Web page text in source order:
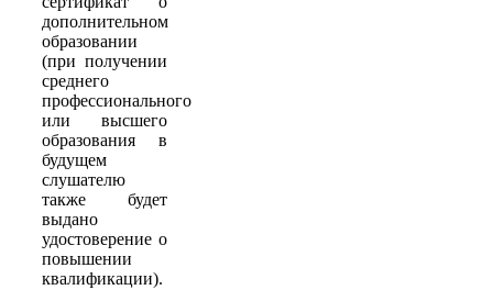
дополнительном
образовании
(при получении
среднего
профессионального
или высшего
образования в
будущем
слушателю
также будет
выдано
удостоверение о
повышении
квалификации).